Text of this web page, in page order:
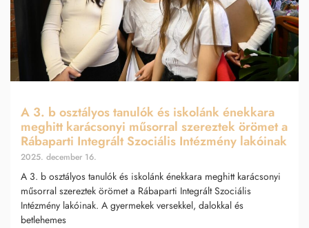
A 3. b osztályos tanulók és iskolánk énekkara
meghitt karácsonyi műsorral szereztek örömet a
Rábaparti Integrált Szociális Intézmény lakóinak
2025. december 16.
A 3. b osztályos tanulók és iskolánk énekkara meghitt karácsonyi
műsorral szereztek örömet a Rábaparti Integrált Szociális
Intézmény lakóinak. A gyermekek versekkel, dalokkal és
betlehemes